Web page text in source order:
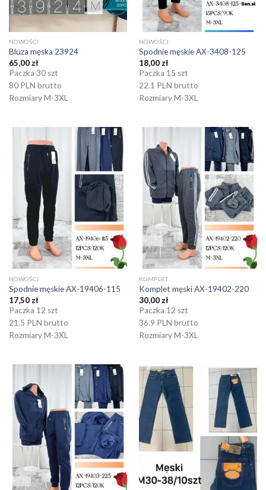
NOWOŚCI
Bluza męska 23924
65,00 zł
Paczka 30 szt
80 PLN brutto
Rozmiary M-3XL
NOWOŚCI
Spodnie męskie AX-3408-125
18,00 zł
Paczka 15 szt
22.1 PLN brutto
Rozmiary M-3XL
NOWOŚCI
Spodnie męskie AX-19406-115
17,50 zł
Paczka 12 szt
21.5 PLN brutto
Rozmiary M-3XL
KOMPLET
Komplet męski AX-19402-220
30,00 zł
Paczka 12 szt
36.9 PLN brutto
Rozmiary M-3XL